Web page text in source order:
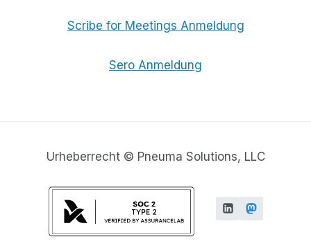
Scribe for Meetings Anmeldung
Sero Anmeldung
Urheberrecht © Pneuma Solutions, LLC